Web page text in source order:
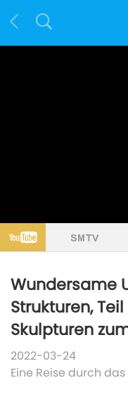
Wundersame
Strukturen,
Skulpturen
2022-03-24
Eine Reise durch